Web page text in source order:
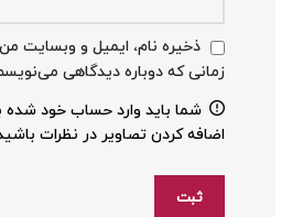
ذخیره نام، ایمیل و وبسایت من
زمانی که دوباره دیدگاهی
شما باید وارد حساب خود شده
اضافه کردن تصاویر در نظرات